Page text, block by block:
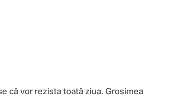
că vor rezista toată ziua. Grosimea